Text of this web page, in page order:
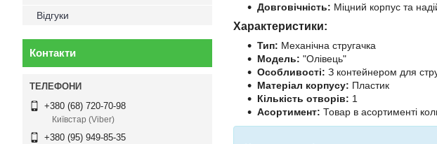
Довговічність: Міцний корпус та
Характеристики:
Тип: Механічна стругачка
Модель: "Олівець"
Особливості: З контейнером для
Матеріал корпусу: Пластик
Кількість отворів: 1
Асортимент: Товар в асортименті
Відгуки
Контакти
+380 (68) 720-70-98
Київстар (Viber)
+380 (95) 949-85-35